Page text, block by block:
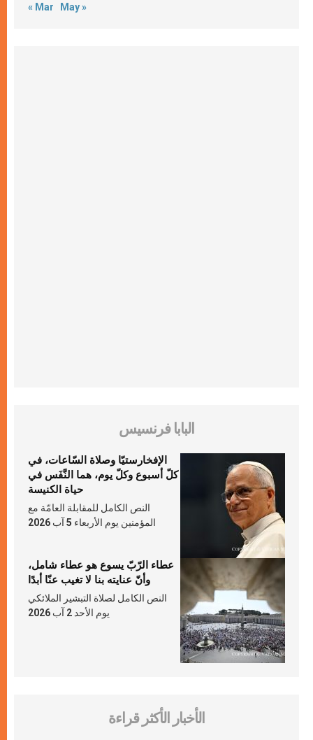
« Mar May »
البابا فرنسيس
الإفخارستيّا وصلاة السّاعات، في
كلّ أسبوع وكلّ يوم، هما النَّفَس في
حياة الكنيسة
النص الكامل للمقابلة العامّة مع
المؤمنين يوم الأربعاء 5 آب 2026
عطاء الرّبّ يسوع هو عطاء شامل،
وأنّ عنايته بنا لا تغيب عنّا أبدًا
النص الكامل لصلاة التبشير الملائكي
يوم الأحد 2 آب 2026
الأخبار الأكثر قراءة